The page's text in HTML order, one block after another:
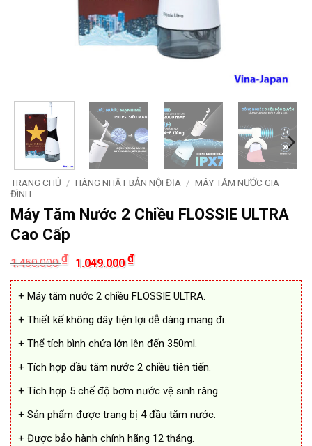
TRANG CHỦ / HÀNG NHẬT BẢN NỘI ĐỊA / MÁY TĂM NƯỚC GIA
ĐÌNH
Máy Tăm Nước 2 Chiều FLOSSIE ULTRA
Cao Cấp
1.450.000₫
Giá
gốc
là:
1.450.000 ₫.
1.049.000₫Giá
hiện
tại
là:
1.049.000 ₫.
+ Máy tăm nước 2 chiều FLOSSIE ULTRA.
+ Thiết kế không dây tiện lợi dễ dàng mang đi.
+ Thể tích bình chứa lớn lên đến 350ml.
+ Tích hợp đầu tăm nước 2 chiều tiên tiến.
+ Tích hợp 5 chế độ bơm nước vệ sinh răng.
+ Sản phẩm được trang bị 4 đầu tăm nước.
+ Được bảo hành chính hãng 12 tháng.